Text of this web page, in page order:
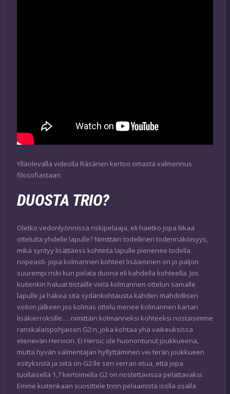
Ylläolevalla videolla Räsänen kertoo omasta valmennus
filosofiastaan.
DUOSTA TRIO?
Oletko vedonlyönnissä riskipelaaja, eli haetko jopa liikaa
otteluita yhdelle lapulle? Nimittäin todellinen todennäköisyys,
mikä syntyy lisättäess kohteita lapulle pienenee todella
nopeasti- jopa kolmannen kohteet lisääminen on jo paljon
suurempi riski kun pelata duona eli kahdella kohteella. Jos
kuitenkin haluat tiistaille vielä kolmannen ottelun samalle
lapulle ja hakea sitä sydänkohtausta kahden mahdollisen
voiton jälkeen jos kolmas ottelu menee kolmannen kartan
lisäkierroksille…. nimittäin kolmanneksi kohteeksi nostaisimme
ranskalaispohjaisen G2:n, joka kohtaa yhä vaikeuksissa
etenevän Heroicin. Ei Heroic ole huonontunut joukkueena,
mutta hyvän valmentajan hyllyttäminen vei terän joukkueen
esityksistä ja siitä on G2:lle sen verran etua, että jopa
tuollaisella 1,7 kertoimella G2 on nostettavissa pelattavaksi.
Emme kuitenkaan suosittele trion pelaamista isolla osalla